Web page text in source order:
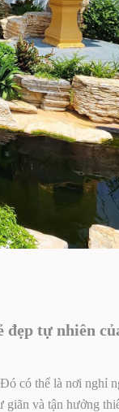
tự nhiên
có thể là nơi nghỉ
giãn và tận hưởng